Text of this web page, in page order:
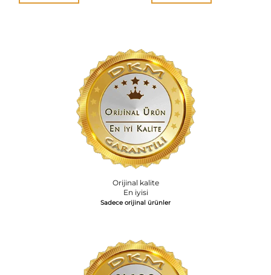
Orijinal kalite
En iyisi
Sadece orijinal ürünler